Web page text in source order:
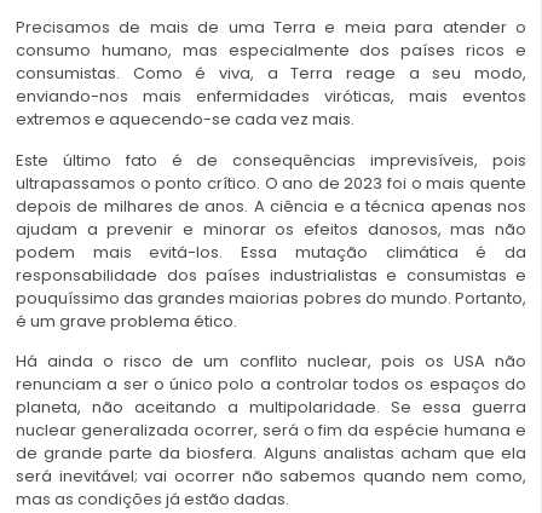
Precisamos de mais de uma Terra e meia para atender o
consumo humano, mas especialmente dos países ricos e
consumistas. Como é viva, a Terra reage a seu modo,
enviando-nos mais enfermidades viróticas, mais eventos
extremos e aquecendo-se cada vez mais.
Este último fato é de consequências imprevisíveis, pois
ultrapassamos o ponto crítico. O ano de 2023 foi o mais quente
depois de milhares de anos. A ciência e a técnica apenas nos
ajudam a prevenir e minorar os efeitos danosos, mas não
podem mais evitá-los. Essa mutação climática é da
responsabilidade dos países industrialistas e consumistas e
pouquíssimo das grandes maiorias pobres do mundo. Portanto,
é um grave problema ético.
Há ainda o risco de um conflito nuclear, pois os USA não
renunciam a ser o único polo a controlar todos os espaços do
planeta, não aceitando a multipolaridade. Se essa guerra
nuclear generalizada ocorrer, será o fim da espécie humana e
de grande parte da biosfera. Alguns analistas acham que ela
será inevitável; vai ocorrer não sabemos quando nem como,
mas as condições já estão dadas.